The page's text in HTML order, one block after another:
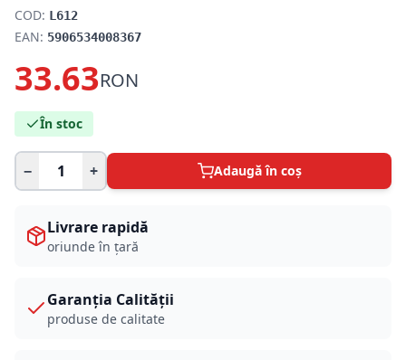
COD: L612
EAN: 5906534008367
33.63RON
În stoc
− + Adaugă în coș
Livrare rapidă
oriunde în țară
Garanția Calității
produse de calitate